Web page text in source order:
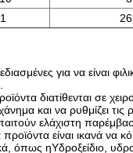
για να είναι
διατίθενται σε
και να ρυθμίζει
ελάχιστη
είναι ικανά
όπως ηΥδροξείδιο,